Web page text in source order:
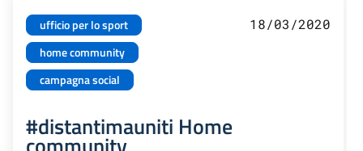
ufficio per lo sport
home community
campagna social
18/03/2020
#distantimauniti Home